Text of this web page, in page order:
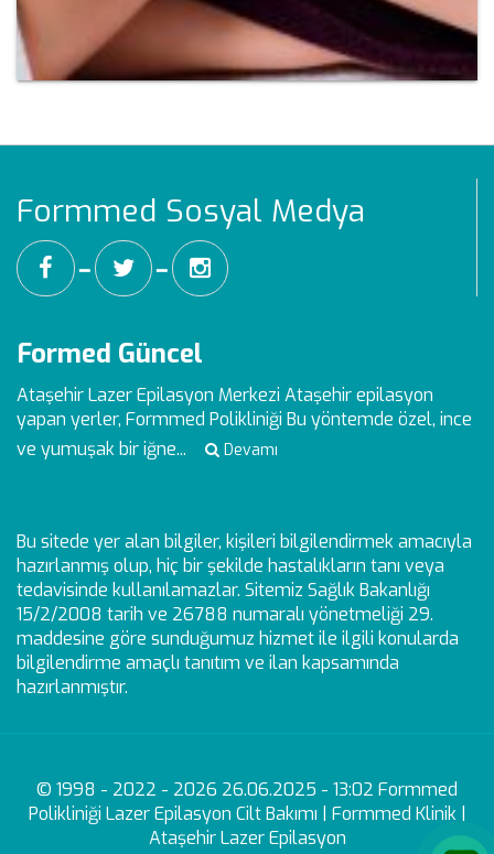
Formmed Sosyal Medya
━ ━
Formed Güncel
Ataşehir Lazer Epilasyon Merkezi Ataşehir epilasyon
yapan yerler, Formmed Polikliniği Bu yöntemde özel, ince
ve yumuşak bir iğne...
Devamı
Bu sitede yer alan bilgiler, kişileri bilgilendirmek amacıyla
hazırlanmış olup, hiç bir şekilde hastalıkların tanı veya
tedavisinde kullanılamazlar. Sitemiz Sağlık Bakanlığı
15/2/2008 tarih ve 26788 numaralı yönetmeliği 29.
maddesine göre sunduğumuz hizmet ile ilgili konularda
bilgilendirme amaçlı tanıtım ve ilan kapsamında
hazırlanmıştır.
© 1998 - 2022 - 2026 26.06.2025 - 13:02 Formmed
Polikliniği Lazer Epilasyon Cilt Bakımı | Formmed Klinik |
Ataşehir Lazer Epilasyon